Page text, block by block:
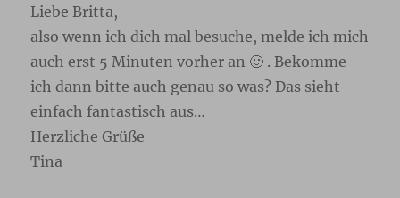
Liebe Britta,
also wenn ich dich mal besuche, melde ich mich
auch erst 5 Minuten vorher an 🙂 . Bekomme
ich dann bitte auch genau so was? Das sieht
einfach fantastisch aus…
Herzliche Grüße
Tina